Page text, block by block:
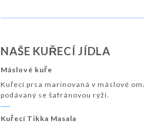
NAŠE KUŘECÍ JÍDLA
Máslové kuře
Kuřecí prsa marinovaná v máslové
podávaný se šafránovou rýží.
Kuřecí Tikka Masala